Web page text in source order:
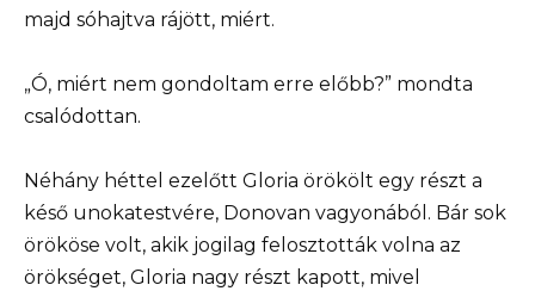
majd sóhajtva rájött, miért.
„Ó, miért nem gondoltam erre előbb?” mondta
csalódottan.
Néhány héttel ezelőtt Gloria örökölt egy részt a
késő unokatestvére, Donovan vagyonából. Bár sok
örököse volt, akik jogilag felosztották volna az
örökséget, Gloria nagy részt kapott, mivel